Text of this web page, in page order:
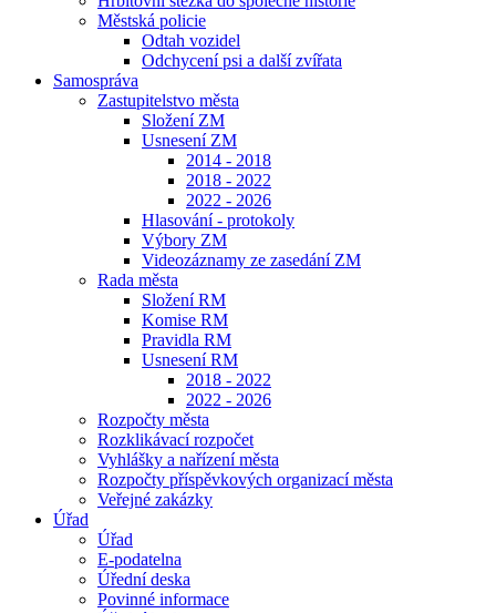
Městská policie
Odtah vozidel
Odchycení psi a další zvířata
Samospráva
Zastupitelstvo města
Složení ZM
Usnesení ZM
2014 - 2018
2018 - 2022
2022 - 2026
Hlasování - protokoly
Výbory ZM
Videozáznamy ze zasedání ZM
Rada města
Složení RM
Komise RM
Pravidla RM
Usnesení RM
2018 - 2022
2022 - 2026
Rozpočty města
Rozklikávací rozpočet
Vyhlášky a nařízení města
Rozpočty příspěvkových organizací města
Veřejné zakázky
Úřad
Úřad
E-podatelna
Úřední deska
Povinné informace